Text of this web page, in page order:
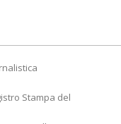
Stampa del